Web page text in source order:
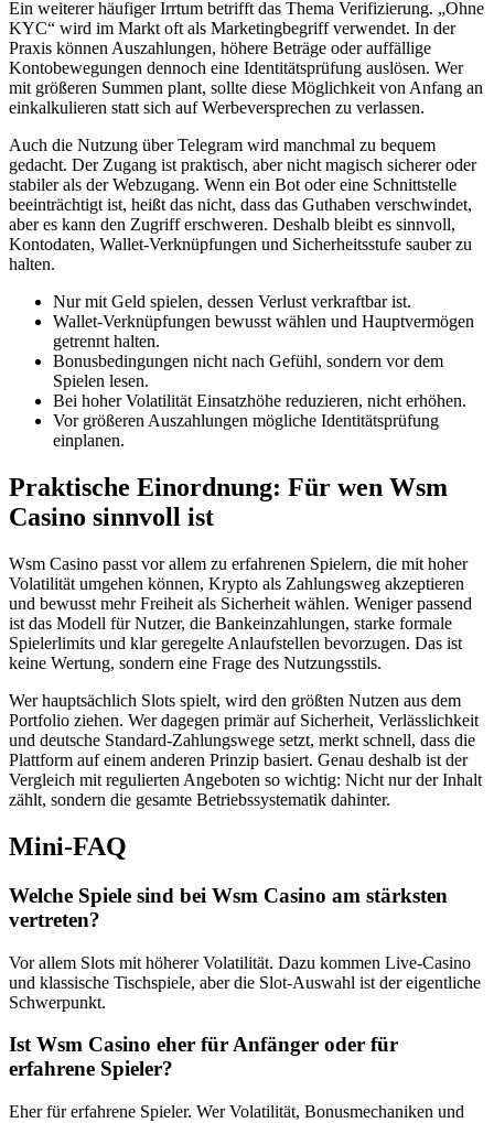
Ein weiterer häufiger Irrtum betrifft das Thema Verifizierung. „Ohne
KYC“ wird im Markt oft als Marketingbegriff verwendet. In der
Praxis können Auszahlungen, höhere Beträge oder auffällige
Kontobewegungen dennoch eine Identitätsprüfung auslösen. Wer
mit größeren Summen plant, sollte diese Möglichkeit von Anfang an
einkalkulieren statt sich auf Werbeversprechen zu verlassen.
Auch die Nutzung über Telegram wird manchmal zu bequem
gedacht. Der Zugang ist praktisch, aber nicht magisch sicherer oder
stabiler als der Webzugang. Wenn ein Bot oder eine Schnittstelle
beeinträchtigt ist, heißt das nicht, dass das Guthaben verschwindet,
aber es kann den Zugriff erschweren. Deshalb bleibt es sinnvoll,
Kontodaten, Wallet-Verknüpfungen und Sicherheitsstufe sauber zu
halten.
Nur mit Geld spielen, dessen Verlust verkraftbar ist.
Wallet-Verknüpfungen bewusst wählen und Hauptvermögen
getrennt halten.
Bonusbedingungen nicht nach Gefühl, sondern vor dem
Spielen lesen.
Bei hoher Volatilität Einsatzhöhe reduzieren, nicht erhöhen.
Vor größeren Auszahlungen mögliche Identitätsprüfung
einplanen.
Praktische Einordnung: Für wen Wsm
Casino sinnvoll ist
Wsm Casino passt vor allem zu erfahrenen Spielern, die mit hoher
Volatilität umgehen können, Krypto als Zahlungsweg akzeptieren
und bewusst mehr Freiheit als Sicherheit wählen. Weniger passend
ist das Modell für Nutzer, die Bankeinzahlungen, starke formale
Spielerlimits und klar geregelte Anlaufstellen bevorzugen. Das ist
keine Wertung, sondern eine Frage des Nutzungsstils.
Wer hauptsächlich Slots spielt, wird den größten Nutzen aus dem
Portfolio ziehen. Wer dagegen primär auf Sicherheit, Verlässlichkeit
und deutsche Standard-Zahlungswege setzt, merkt schnell, dass die
Plattform auf einem anderen Prinzip basiert. Genau deshalb ist der
Vergleich mit regulierten Angeboten so wichtig: Nicht nur der Inhalt
zählt, sondern die gesamte Betriebssystematik dahinter.
Mini-FAQ
Welche Spiele sind bei Wsm Casino am stärksten
vertreten?
Vor allem Slots mit höherer Volatilität. Dazu kommen Live-Casino
und klassische Tischspiele, aber die Slot-Auswahl ist der eigentliche
Schwerpunkt.
Ist Wsm Casino eher für Anfänger oder für
erfahrene Spieler?
Eher für erfahrene Spieler. Wer Volatilität, Bonusmechaniken und